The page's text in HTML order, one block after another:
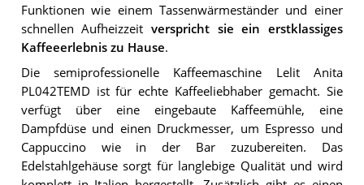
Funktionen wie einem Tassenwärmeständer und einer
schnellen Aufheizzeit verspricht sie ein erstklassiges
Kaffeeerlebnis zu Hause.
Die semiprofessionelle Kaffeemaschine Lelit Anita
PL042TEMD ist für echte Kaffeeliebhaber gemacht. Sie
verfügt über eine eingebaute Kaffeemühle, eine
Dampfdüse und einen Druckmesser, um Espresso und
Cappuccino wie in der Bar zuzubereiten. Das
Edelstahlgehäuse sorgt für langlebige Qualität und wird